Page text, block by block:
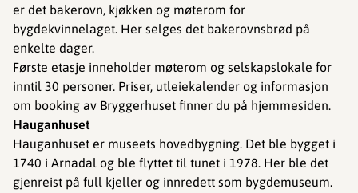
er det bakerovn, kjøkken og møterom for
bygdekvinnelaget. Her selges det bakerovnsbrød på
enkelte dager.
Første etasje inneholder møterom og selskapslokale for
inntil 30 personer. Priser, utleiekalender og informasjon
om booking av Bryggerhuset finner du på hjemmesiden.
Hauganhuset
Hauganhuset er museets hovedbygning. Det ble bygget i
1740 i Arnadal og ble flyttet til tunet i 1978. Her ble det
gjenreist på full kjeller og innredett som bygdemuseum.